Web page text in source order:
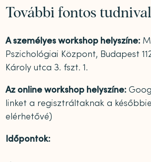
További fontos
A személyes workshop helyszíne:
Pszichológiai Központ, Budapest
Károly utca 3. fszt. 1.
Az online workshop helyszíne:
linket a regisztráltaknak a
elérhetővé)
Időpontok: